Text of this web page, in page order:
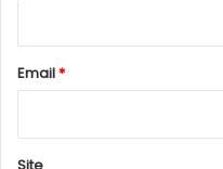
*
Email*